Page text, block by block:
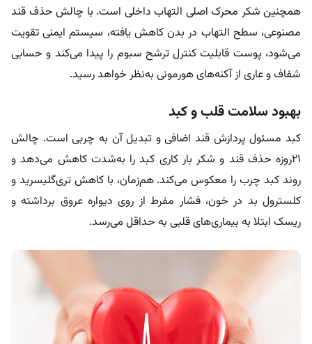
همچنین شکر محرک اصلی التهاب داخلی است. با چالش حذف قند
مصنوعی، سطح التهاب در بدن کاهش یافته، سیستم ایمنی تقویت
می‌شود، پوست قابلیت کنترل ترشح سبوم را پیدا می‌کند و حسابی
شفاف‌ و عاری از آکنه‌های هورمونی به‌نظر خواهد رسید.
بهبود سلامت قلب و کبد
کبد مسئول پردازش قند اضافی و تبدیل آن به چربی است. چالش
۲۱روزه حذف قند و شکر بار کاری کبد را به‌شدت کاهش می‌دهد و
روند کبد چرب را معکوس می‌کند. هم‌زمان، با کاهش تری‌گلیسرید و
کلسترول بد در خون، فشار مفرط از روی دیواره عروق برداشته و
ریسک ابتلا به بیماری‌های قلبی به حداقل می‌رسد.